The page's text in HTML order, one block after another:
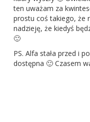
ten uważam za
prostu coś takiego, że
nadzieję, że kiedyś
🙂
PS. Alfa stała przed i
dostępna 🙂 Czasem